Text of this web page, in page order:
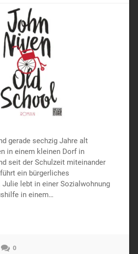
gerade sechzig Jahre alt
in einem kleinen Dorf in
seit der Schulzeit miteinander
ein bürgerliches
Julie lebt in einer Sozialwohnung
in einem…
0